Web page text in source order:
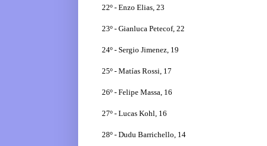
22º - Enzo Elias, 23
23º - Gianluca Petecof, 22
24º - Sergio Jimenez, 19
25º - Matías Rossi, 17
26º - Felipe Massa, 16
27º - Lucas Kohl, 16
28º - Dudu Barrichello, 14